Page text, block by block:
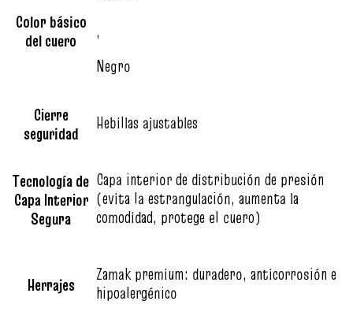
Color básico
del cuero
,
Negro
Cierre
seguridad
Hebillas ajustables
Tecnología de
Capa Interior
Segura
Capa interior de distribución de presión
(evita la estrangulación, aumenta la
comodidad, protege el cuero)
Herrajes
Zamak premium: duradero, anticorrosión e
hipoalergénico